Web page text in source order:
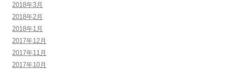
2018年3月
2018年2月
2018年1月
2017年12月
2017年11月
2017年10月